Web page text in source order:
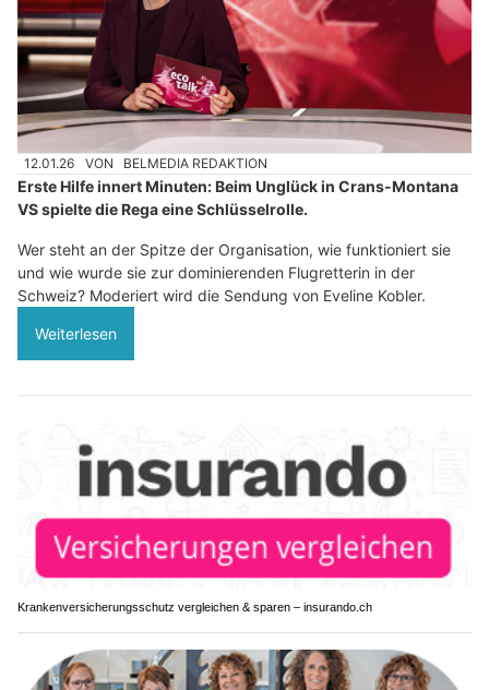
12.01.26 VON BELMEDIA REDAKTION
Erste Hilfe innert Minuten: Beim Unglück in Crans-Montana
VS spielte die Rega eine Schlüsselrolle.
Wer steht an der Spitze der Organisation, wie funktioniert sie
und wie wurde sie zur dominierenden Flugretterin in der
Schweiz? Moderiert wird die Sendung von Eveline Kobler.
Weiterlesen
Krankenversicherungsschutz vergleichen & sparen – insurando.ch